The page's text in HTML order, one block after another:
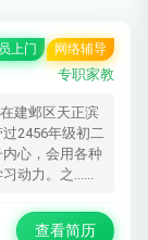
上门 网络辅导
专职家教
建邺区天正滨
2456年级初二
心，会用各种
动力。之......
查看简历